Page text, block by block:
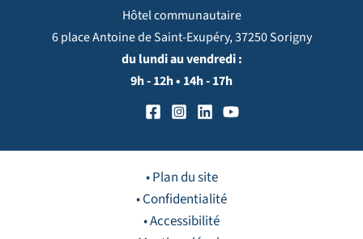
Hôtel communautaire
6 place Antoine de Saint-Exupéry, 37250 Sorigny
du lundi au vendredi :
9h - 12h • 14h - 17h
• Plan du site
• Confidentialité
• Accessibilité